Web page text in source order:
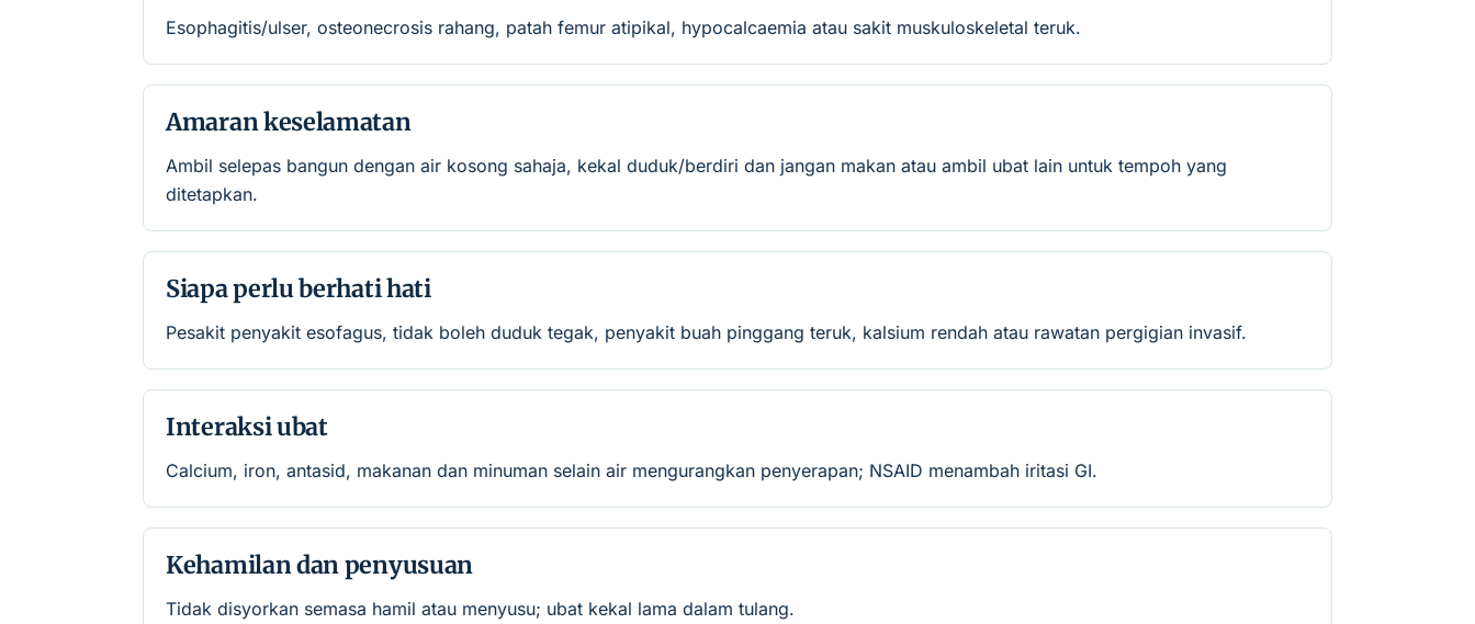
Esophagitis/ulser, osteonecrosis rahang, patah femur atipikal, hypocalcaemia atau sakit muskuloskeletal teruk.
Amaran keselamatan
Ambil selepas bangun dengan air kosong sahaja, kekal duduk/berdiri dan jangan makan atau ambil ubat lain untuk tempoh yang
ditetapkan.
Siapa perlu berhati hati
Pesakit penyakit esofagus, tidak boleh duduk tegak, penyakit buah pinggang teruk, kalsium rendah atau rawatan pergigian invasif.
Interaksi ubat
Calcium, iron, antasid, makanan dan minuman selain air mengurangkan penyerapan; NSAID menambah iritasi GI.
Kehamilan dan penyusuan
Tidak disyorkan semasa hamil atau menyusu; ubat kekal lama dalam tulang.